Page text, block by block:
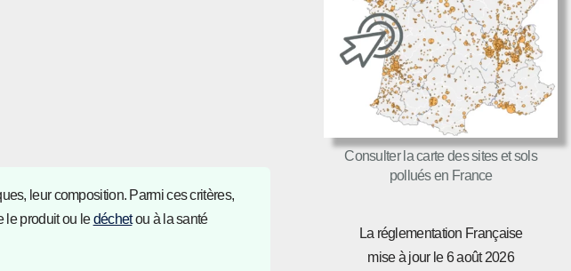
leur composition. Parmi ces critères,
le produit ou ledéchetou à la santé
Consulter la carte des sites et sols
pollués en France
La réglementation Française
mise à jour le 6 août 2026